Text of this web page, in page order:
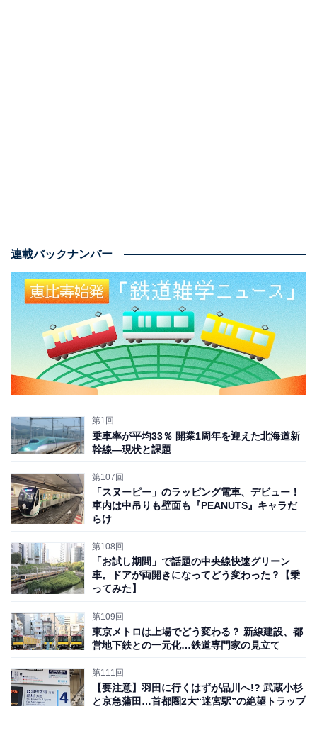
日本平ホテルから眺める富士山（写真提供＝もれなく富士山キャンペーン
PR事務局）
東海道新幹線「ひかり」「こだま」を静岡駅で下車。ま
ずは、絶好の富士山ビュースポットと言われる「日本平
ホテル」に行ってみる。静岡駅前から路線バスで40分
（無料のシャトルバスあり）。ホテルのエントランスか
ら中を真っすぐに進めば、正面のガラス張りの向こうに
雄大な富士山、静岡の街並み、駿河湾、そして三保の松
原という絶景が広がっている。「風景美術館」と呼ばれ
るゆえんだ。
連載バックナンバー
第1回
乗車率が平均33％ 開業1周年を迎えた北海道新
幹線―現状と課題
第107回
「スヌーピー」のラッピング電車、デビュー！
車内は中吊りも壁面も『PEANUTS』キャラだ
らけ
第108回
「お試し期間」で話題の中央線快速グリーン
車。ドアが両開きになってどう変わった？【乗
ってみた】
第109回
東京メトロは上場でどう変わる？ 新線建設、都
営地下鉄との一元化…鉄道専門家の見立て
第111回
【要注意】羽田に行くはずが品川へ!? 武蔵小杉
と京急蒲田…首都圏2大“迷宮駅”の絶望トラップ